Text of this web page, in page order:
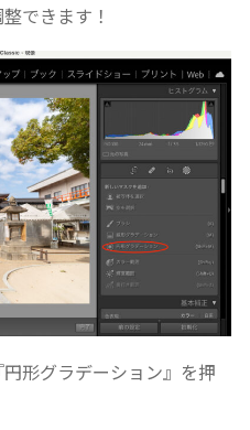
できます！
形グラデーション』を押